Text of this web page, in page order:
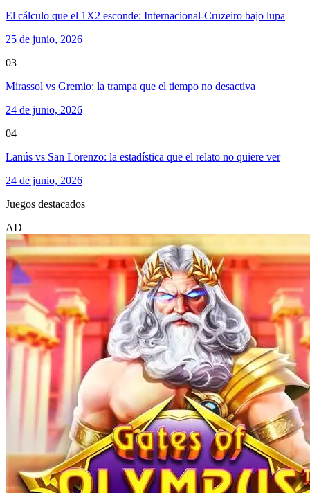
El cálculo que el 1X2 esconde: Internacional-Cruzeiro bajo lupa
25 de junio, 2026
03
Mirassol vs Gremio: la trampa que el tiempo no desactiva
24 de junio, 2026
04
Lanús vs San Lorenzo: la estadística que el relato no quiere ver
24 de junio, 2026
Juegos destacados
AD